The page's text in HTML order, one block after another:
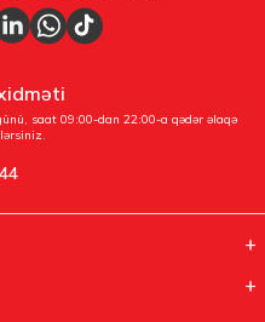
saat 09:00-dan 22:00-a qədər əlaqə